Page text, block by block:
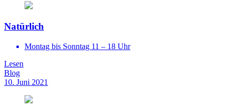
Natürlich
Montag bis Sonntag 11 – 18 Uhr
Lesen
Blog
10. Juni 2021